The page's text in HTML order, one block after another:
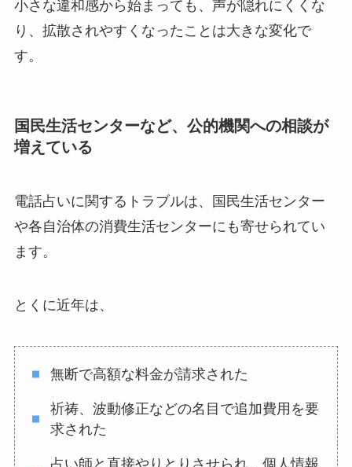
小さな違和感から始まっても、声が隠れにくくな
り、拡散されやすくなったことは大きな変化で
す。
国民生活センターなど、公的機関への相談が
増えている
電話占いに関するトラブルは、国民生活センター
や各自治体の消費生活センターにも寄せられてい
ます。
とくに近年は、
無断で高額な料金が請求された
祈祷、波動修正などの名目で追加費用を要
求された
占い師と直接やりとりさせられ、個人情報